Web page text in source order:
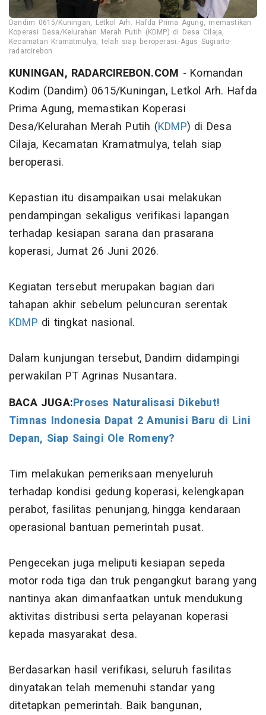
Dandim 0615/Kuningan, Letkol Arh. Hafda Prima Agung, memastikan
Koperasi Desa/Kelurahan Merah Putih (KDMP) di Desa Cilaja,
Kecamatan Kramatmulya, telah siap beroperasi.-Agus Sugiarto-
radarcirebon
KUNINGAN, RADARCIREBON.COM - Komandan
Kodim (Dandim) 0615/Kuningan, Letkol Arh. Hafda
Prima Agung, memastikan Koperasi
Desa/Kelurahan Merah Putih (KDMP) di Desa
Cilaja, Kecamatan Kramatmulya, telah siap
beroperasi.
Kepastian itu disampaikan usai melakukan
pendampingan sekaligus verifikasi lapangan
terhadap kesiapan sarana dan prasarana
koperasi, Jumat 26 Juni 2026.
Kegiatan tersebut merupakan bagian dari
tahapan akhir sebelum peluncuran serentak
KDMP di tingkat nasional.
Dalam kunjungan tersebut, Dandim didampingi
perwakilan PT Agrinas Nusantara.
BACA JUGA:Proses Naturalisasi Dikebut!
Timnas Indonesia Dapat 2 Amunisi Baru di Lini
Depan, Siap Saingi Ole Romeny?
Tim melakukan pemeriksaan menyeluruh
terhadap kondisi gedung koperasi, kelengkapan
perabot, fasilitas penunjang, hingga kendaraan
operasional bantuan pemerintah pusat.
Pengecekan juga meliputi kesiapan sepeda
motor roda tiga dan truk pengangkut barang yang
nantinya akan dimanfaatkan untuk mendukung
aktivitas distribusi serta pelayanan koperasi
kepada masyarakat desa.
Berdasarkan hasil verifikasi, seluruh fasilitas
dinyatakan telah memenuhi standar yang
ditetapkan pemerintah. Baik bangunan,